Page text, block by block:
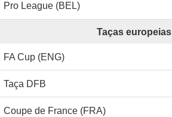
Pro League (BEL)
Taças europeias
FA Cup (ENG)
Taça DFB
Coupe de France (FRA)